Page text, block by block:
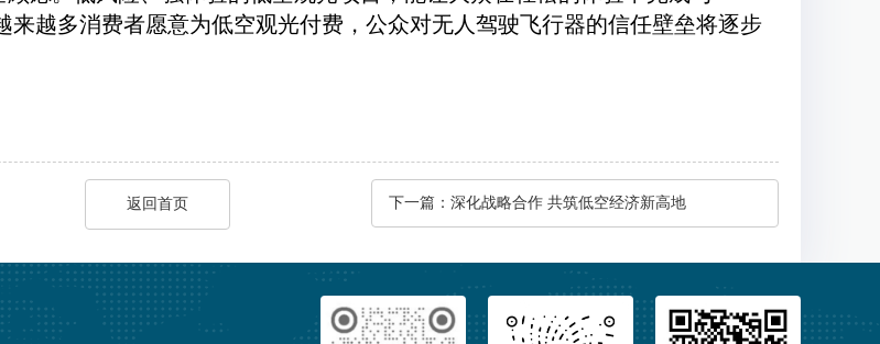
越多消费者愿意为低空观光付费，公众对无人驾驶飞行器的信任壁垒将逐步
返回首页 下一篇： 深化战略合作 共筑低空经济新高地